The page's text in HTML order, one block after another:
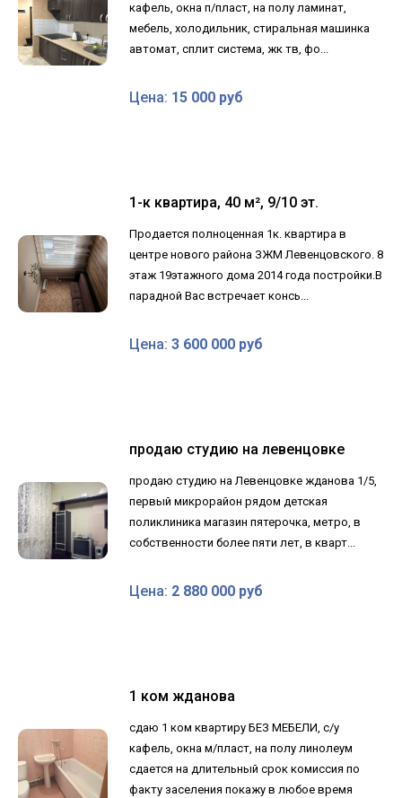
кафель, окна п/пласт, на полу ламинат,
мебель, холодильник, стиральная машинка
автомат, сплит система, жк тв, фо...
Цена: 15 000 руб
1-к квартира, 40 м², 9/10 эт.
Продается полноценная 1к. квартира в
центре нового района ЗЖМ Левенцовского. 8
этаж 19этажного дома 2014 года постройки.В
парадной Вас встречает консь...
Цена: 3 600 000 руб
продаю студию на левенцовке
продаю студию на Левенцовке жданова 1/5,
первый микрорайон рядом детская
поликлиника магазин пятерочка, метро, в
собственности более пяти лет, в кварт...
Цена: 2 880 000 руб
1 ком жданова
сдаю 1 ком квартиру БЕЗ МЕБЕЛИ, с/у
кафель, окна м/пласт, на полу линолеум
сдается на длительный срок комиссия по
факту заселения покажу в любое время